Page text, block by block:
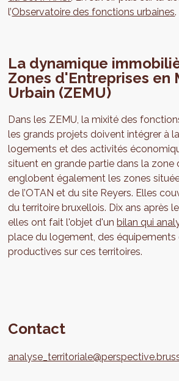
l’Observatoire des fonctions urbaines.
La dynamique
Zones d'Entreprises en
Urbain (ZEMU)
Dans les ZEMU, la mixité des
les grands projets doivent intégrer à
logements et des activités
situent en grande partie dans la zone
englobent également les zones
de l’OTAN et du site Reyers. Elles
du territoire bruxellois. Dix ans après
elles ont fait l'objet d'un bilan qui
place du logement, des
productives sur ces territoires.
Contact